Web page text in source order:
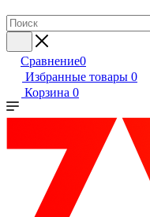
Сравнение0
Избранные товары 0
Корзина 0